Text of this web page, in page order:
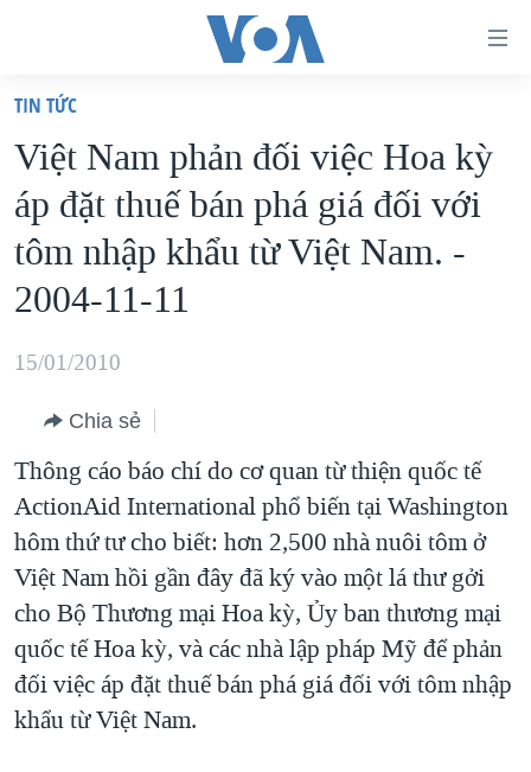
truy
cập
Tới
nội
chính
Tới
hướng
chính
Đi
tới
"Tìm"
VIỆT NAM
HOA KỲ
BIỂN ĐÔNG
THẾ GIỚI
MỤC
TỰ DO BÁO CHÍ
VẠCH TRẦN TIN GIẢ
NGƯỜI VIỆT HẢI NGOẠI
KINH TẾ
KHOA HỌC
SỨC KHOẺ
CHUYÊN ĐỀ
CHIẾN TRANH THƯƠNG MẠI CỦA MỸ: QUÁ KHỨ VÀ HIỆN
TẠI
HÀNH TRÌNH BẦU CỬ 2024
MỘT NĂM CHIẾN TRANH TẠI DẢI GAZA
GIẢI MÃ VÀNH ĐAI & CON ĐƯỜNG
NGÀY TỊ NẠN THẾ GIỚI
HỌC TIẾNG ANH
VIDEO
NGHE
MẠNG XÃ HỘI
TIN TỨC
Việt Nam phản đối việc Hoa kỳ
áp đặt thuế bán phá giá đối với
tôm nhập khẩu từ Việt Nam. -
2004-11-11
15/01/2010
Chia sẻ
Thông cáo báo chí do cơ quan từ thiện quốc tế
ActionAid International phổ biến tại Washington
hôm thứ tư cho biết: hơn 2,500 nhà nuôi tôm ở
Việt Nam hồi gần đây đã ký vào một lá thư gởi
cho Bộ Thương mại Hoa kỳ, Ủy ban thương mại
quốc tế Hoa kỳ, và các nhà lập pháp Mỹ để phản
đối việc áp đặt thuế bán phá giá đối với tôm nhập
khẩu từ Việt Nam.